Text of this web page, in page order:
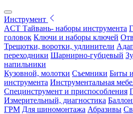
Инструмент
ACT Тайвань- наборы инструмента
головок Ключи и наборы ключей
Трещотки, воротки, удлинители
переходники Шарнирно-губцевый
напильники
Кузовной, молотки Съемники Биты
инструмента Инструментальная
Специнструмент и приспособления
Измерительный, диагностика
ГРМ Для шиномонтажа Абразивы